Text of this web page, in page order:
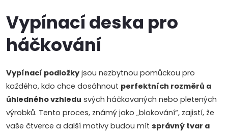
Vypínací deska pro
háčkování
Vypínací podložky jsou nezbytnou pomůckou pro
každého, kdo chce dosáhnout perfektních rozměrů a
úhledného vzhledu svých háčkovaných nebo pletených
výrobků. Tento proces, známý jako „blokování“, zajistí, že
vaše čtverce a další motivy budou mít správný tvar a